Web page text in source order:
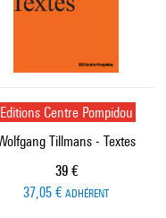
Editions Centre Pompidou
Tillmans - Textes
Prix ​​actuel
39 €
37,05 € ADHÉRENT